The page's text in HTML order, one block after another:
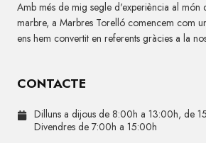
Amb més de mig segle d'experiència al món
marbre, a Marbres Torelló comencem com
ens hem convertit en referents gràcies a la
CONTACTE
Dilluns a dijous de 8:00h a 13:00h, de
Divendres de 7:00h a 15:00h